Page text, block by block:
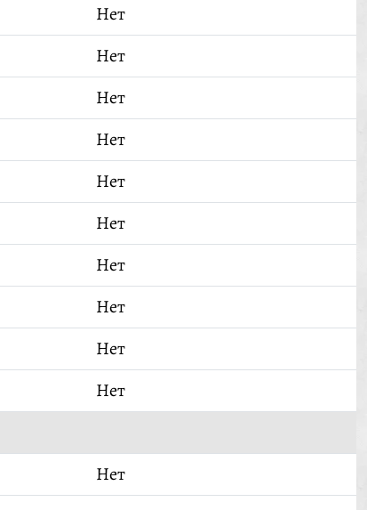
Нет
Нет
Нет
Нет
Нет
Нет
Нет
Нет
Нет
Нет
Нет